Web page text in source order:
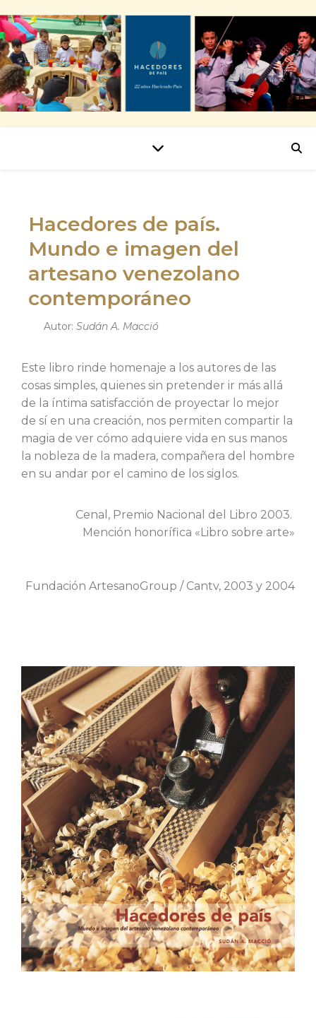
Hacedores de país.
Mundo e imagen del
artesano venezolano
contemporáneo
Autor: Sudán A. Macció
Este libro rinde homenaje a los autores de las
cosas simples, quienes sin pretender ir más allá
de la íntima satisfacción de proyectar lo mejor
de sí en una creación, nos permiten compartir la
magia de ver cómo adquiere vida en sus manos
la nobleza de la madera, compañera del hombre
en su andar por el camino de los siglos.
Cenal, Premio Nacional del Libro 2003.
Mención honorífica «Libro sobre arte»
Fundación ArtesanoGroup / Cantv, 2003 y 2004